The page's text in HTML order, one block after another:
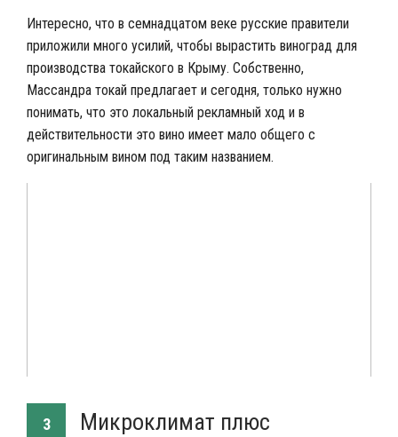
Интересно, что в семнадцатом веке русские правители
приложили много усилий, чтобы вырастить виноград для
производства токайского в Крыму. Собственно,
Массандра токай предлагает и сегодня, только нужно
понимать, что это локальный рекламный ход и в
действительности это вино имеет мало общего с
оригинальным вином под таким названием.
3
Микроклимат плюс